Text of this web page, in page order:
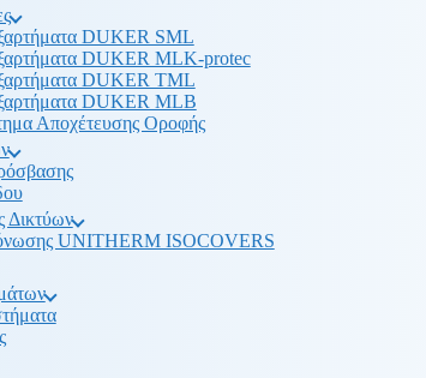
DUKER SML
DUKER MLK-protec
DUKER TML
DUKER MLB
Αποχέτευσης Οροφής
Δικτύων
UNITHERM ISOCOVERS